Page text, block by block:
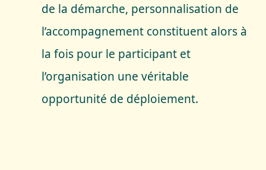
de la démarche, personnalisation de
l’accompagnement constituent alors à
la fois pour le participant et
l’organisation une véritable
opportunité de déploiement.